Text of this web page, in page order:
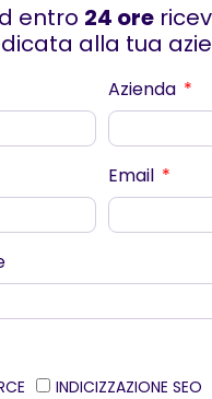
entro 24 ore
alla tua
Azienda
Email
INDICIZZAZIONE SEO